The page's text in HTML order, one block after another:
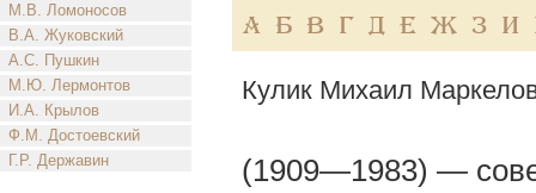
М.В. Ломоносов
В.А. Жуковский
А.С. Пушкин
М.Ю. Лермонтов
И.А. Крылов
Ф.М. Достоевский
Г.Р. Державин
А Б В Г Д Е Ж З И
Кулик Михаил
(1909—1983) —